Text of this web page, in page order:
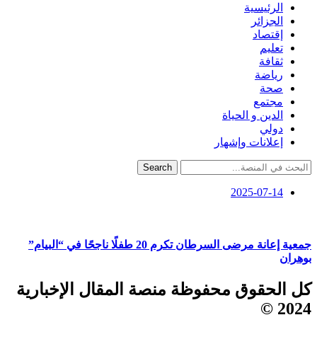
الرئيسية
الجزائر
إقتصاد
تعليم
ثقافة
رياضة
صحة
مجتمع
الدين و الحياة
دولي
إعلانات وإشهار
Search
2025-07-14
جمعية إعانة مرضى السرطان تكرم 20 طفلًا ناجحًا في “البيام”
بوهران
كل الحقوق محفوظة منصة المقال الإخبارية
2024 ©